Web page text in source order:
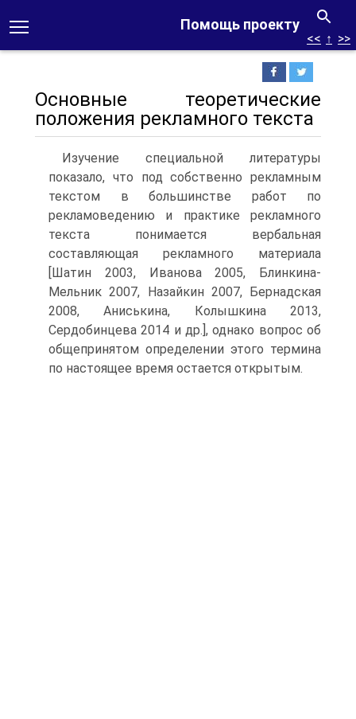
Помощь проекту
<< ↑ >>
Основные теоретические
положения рекламного текста
Изучение специальной литературы
показало, что под собственно рекламным
текстом в большинстве работ по
рекламоведению и практике рекламного
текста понимается вербальная
составляющая рекламного материала
[Шатин 2003, Иванова 2005, Блинкина-
Мельник 2007, Назайкин 2007, Бернадская
2008, Аниськина, Колышкина 2013,
Сердобинцева 2014 и др.], однако вопрос об
общепринятом определении этого термина
по настоящее время остается открытым.